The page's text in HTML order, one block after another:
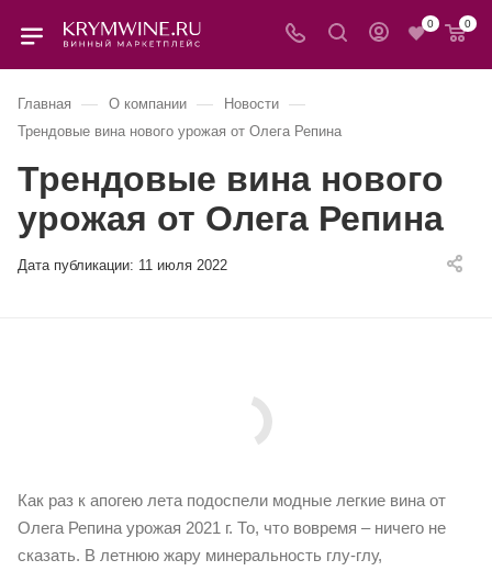
0 0
Главная — О компании — Новости —
Трендовые вина нового урожая от Олега Репина
Трендовые вина нового
урожая от Олега Репина
Дата публикации: 11 июля 2022
Как раз к апогею лета подоспели модные легкие вина от
Олега Репина урожая 2021 г. То, что вовремя – ничего не
сказать. В летнюю жару минеральность глу-глу,